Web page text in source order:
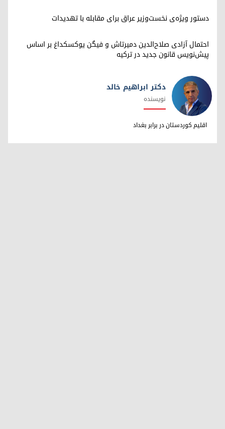
دستور ویژه‌ی نخست‌وزیر عراق برای مقابله با تهدیدات
احتمال آزادی صلاح‌الدین دمیرتاش و فیگن یوکسکداغ بر اساس
پیش‌نویس قانون جدید در ترکیه
دکتر ابراهیم خالد
دکتر ابراهیم خالد
نویسنده
اقلیم کوردستان در برابر بغداد